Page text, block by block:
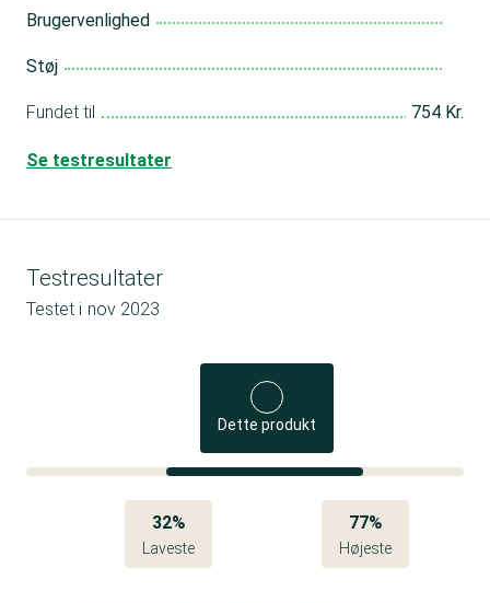
Brugervenlighed
Støj
Fundet til 754 Kr.
Se testresultater
Testresultater
Testet i nov 2023
Dette produkt
32%
Laveste
77%
Højeste